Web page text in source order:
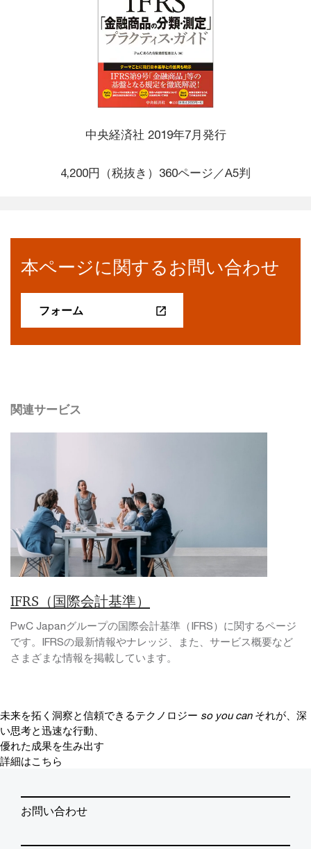
中央経済社 2019年7月発行
4,200円（税抜き）360ページ／A5判
本ページに関するお問い合わせ
フォーム
関連サービス
IFRS（国際会計基準）
PwC Japanグループの国際会計基準（IFRS）に関するページ
です。IFRSの最新情報やナレッジ、また、サービス概要など
さまざまな情報を掲載しています。
未来を拓く洞察と信頼できるテクノロジー so you can それが、深
い思考と迅速な行動、
優れた成果を生み出す
詳細はこちら
お問い合わせ